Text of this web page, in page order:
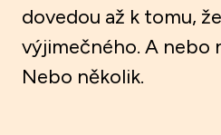
dovedou až k tomu,
výjimečného. A nebo
Nebo několik.